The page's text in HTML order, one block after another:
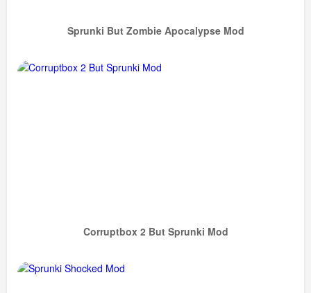
Sprunki But Zombie Apocalypse Mod
Corruptbox 2 But Sprunki Mod